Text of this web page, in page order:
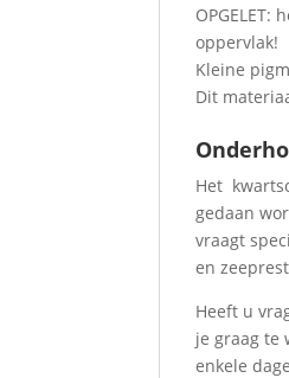
oppervlak!
Kleine
Dit
Het
gedaan
vraagt
en
Heeft u
je graag te
enkele